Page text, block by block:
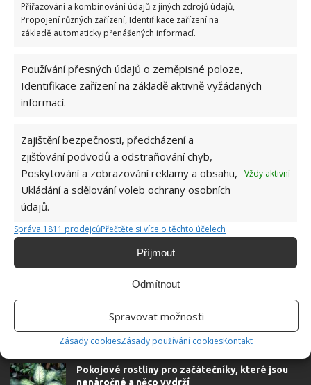
Přiřazování a kombinování údajů z jiných zdrojů údajů,
Propojení různých zařízení, Identifikace zařízení na
základě automaticky přenášených informací.
Používání přesných údajů o zeměpisné poloze,
Identifikace zařízení na základě aktivně vyžádaných
informací.
Zajištění bezpečnosti, předcházení a
zjišťování podvodů a odstraňování chyb,
Poskytování a zobrazování reklamy a obsahu,
Ukládání a sdělování voleb ochrany osobních
údajů.
Vždy aktivní
Správa 1811 prodejcůPřečtěte si více o těchto účelech
Příjmout
Odmítnout
Spravovat možnosti
Zásady cookiesZásady používání cookiesKontakt
12.5.2026
komunismu: 10 retro otázek ukáže, kdo má
dobrý přehled
23.6.2026
socialismu: Tehdejší řidiči musí získat 10 z 10
bodů
6.5.2026
ŽHAVÉ NOVINKY
Tyto rostliny odpuzují klíšťata. Ujistěte se, že je
máte na zahrádce
Pokojové rostliny pro začátečníky, které jsou
nenáročné a něco vydrží